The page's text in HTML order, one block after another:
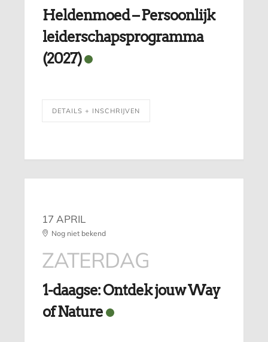
Heldenmoed – Persoonlijk
leiderschapsprogramma
(2027)
DETAILS + INSCHRIJVEN
17 APRIL
Nog niet bekend
ZATERDAG
1-daagse: Ontdek jouw Way
of Nature